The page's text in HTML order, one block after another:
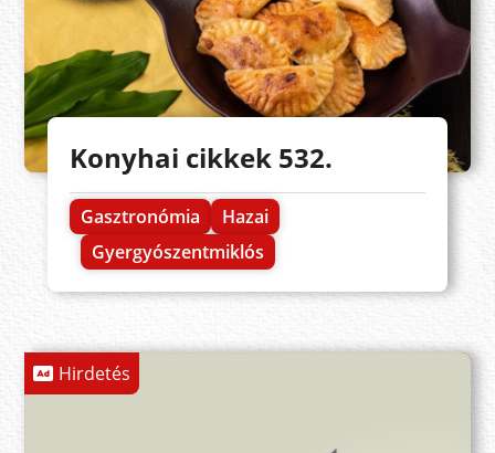
Konyhai cikkek 532.
Gasztronómia
Hazai
Gyergyószentmiklós
Hirdetés